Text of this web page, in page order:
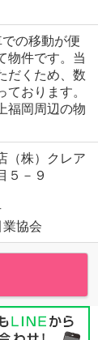
の移動が便
物件です。当
だくため、数
おります。
福岡周辺の物
（株）クレア
５－９
協会